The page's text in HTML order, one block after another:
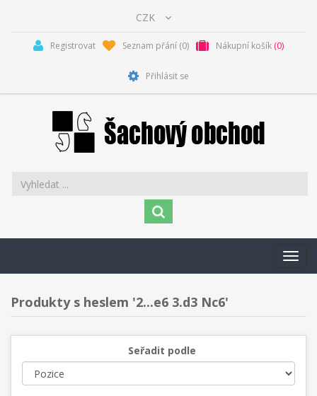
Registrovat Seznam přání (0) Nákupní košík (0)
Přihlásit se
Produkty s heslem '2...e6 3.d3 Nc6'
Seřadit podle